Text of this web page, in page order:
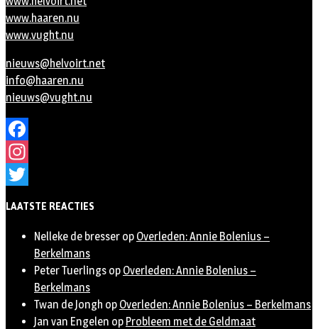
www.haaren.nu
www.vught.nu
nieuws@helvoirt.net
info@haaren.nu
nieuws@vught.nu
Facebook
Instagram
LAATSTE REACTIES
Nelleke de bresser op Overleden: Annie Bolenius –
Berkelmans
Peter Tuerlings op Overleden: Annie Bolenius –
Berkelmans
Twan de Jongh op Overleden: Annie Bolenius – Berkelmans
Jan van Engelen op Probleem met de Geldmaat